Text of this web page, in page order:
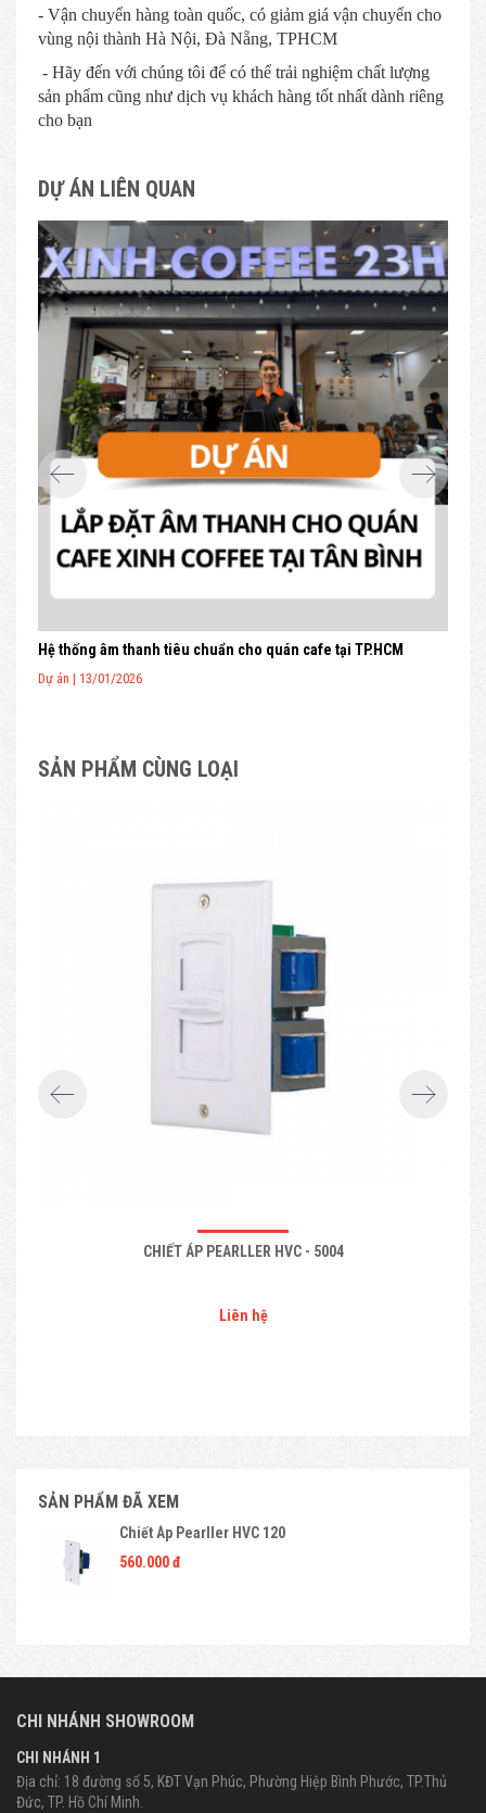
- Vận chuyển hàng toàn quốc, có giảm giá vận chuyển cho
vùng nội thành Hà Nội, Đà Nẵng, TPHCM
- Hãy đến với chúng tôi để có thể trải nghiệm chất lượng
sản phẩm cũng như dịch vụ khách hàng tốt nhất dành riêng
cho bạn
DỰ ÁN LIÊN QUAN
Hệ thống âm thanh tiêu chuẩn cho quán cafe tại TP.HCM
Dự án | 13/01/2026
SẢN PHẨM CÙNG LOẠI
CHIẾT ÁP PEARLLER HVC - 5004
Liên hệ
SẢN PHẨM ĐÃ XEM
Chiết Áp Pearller HVC 120
560.000 đ
CHI NHÁNH SHOWROOM
CHI NHÁNH 1
Địa chỉ: 18 đường số 5, KĐT Vạn Phúc, Phường Hiệp Bình Phước, TP.Thủ
Đức, TP. Hồ Chí Minh.